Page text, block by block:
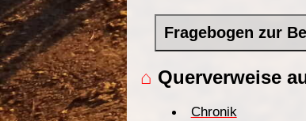
Fragebogen zur
⌂ Querverweise
Chronik